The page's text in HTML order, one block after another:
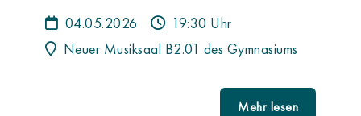
04.05.2026
19:30 Uhr
Neuer Musiksaal B2.01 des Gymnasiums
Mehr lesen